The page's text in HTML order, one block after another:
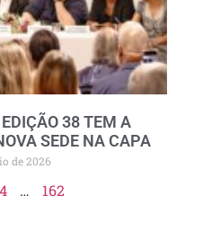
38 TEM A
SEDE NA CAPA
de 2026
4 … 162